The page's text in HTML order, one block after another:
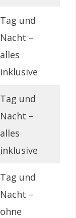
Tag und
Nacht –
alles
inklusive
Tag und
Nacht –
alles
inklusive
Tag und
Nacht –
ohne